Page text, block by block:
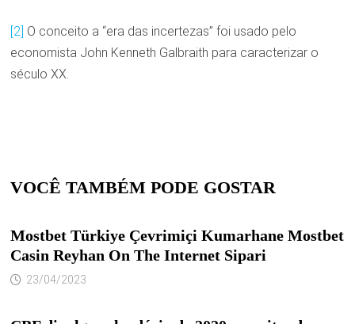
[2] O conceito a “era das incertezas” foi usado pelo
economista John Kenneth Galbraith para caracterizar o
século XX.
VOCÊ TAMBÉM PODE GOSTAR
Mostbet Türkiye Çevrimiçi Kumarhane Mostbet
Casin Reyhan On The Internet Sipari
23/04/2023